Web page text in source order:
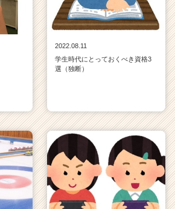
2022.08.11
学生時代にとっておくべき資格3
選（独断）